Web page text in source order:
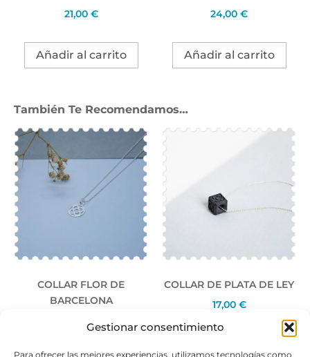
Gestionar consentimiento
Para ofrecer las mejores experiencias, utilizamos tecnologías como
21,00 €
Añadir al carrito
24,00 €
Añadir al carrito
También Te Recomendamos…
COLLAR FLOR DE
BARCELONA
COLLAR DE PLATA DE LEY
17,00 €